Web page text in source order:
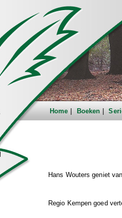
Home Boeken
Hans Wouters geniet
Regio Kempen goed